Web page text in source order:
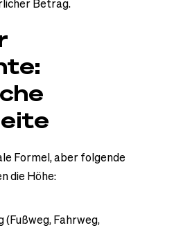
Betrag.
Formel, aber folgende
die Höhe:
Fahrweg,